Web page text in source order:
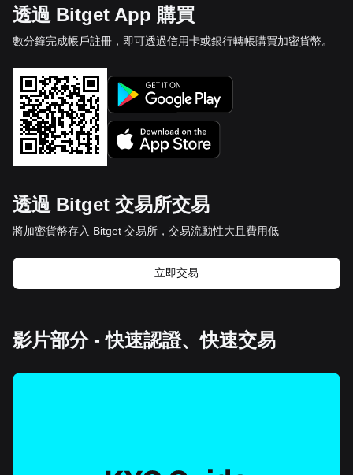
透過 Bitget App 購買
數分鐘完成帳戶註冊，即可透過信用卡或銀行轉帳購買加密貨幣。
透過 Bitget 交易所交易
將加密貨幣存入 Bitget 交易所，交易流動性大且費用低
立即交易
影片部分 - 快速認證、快速交易